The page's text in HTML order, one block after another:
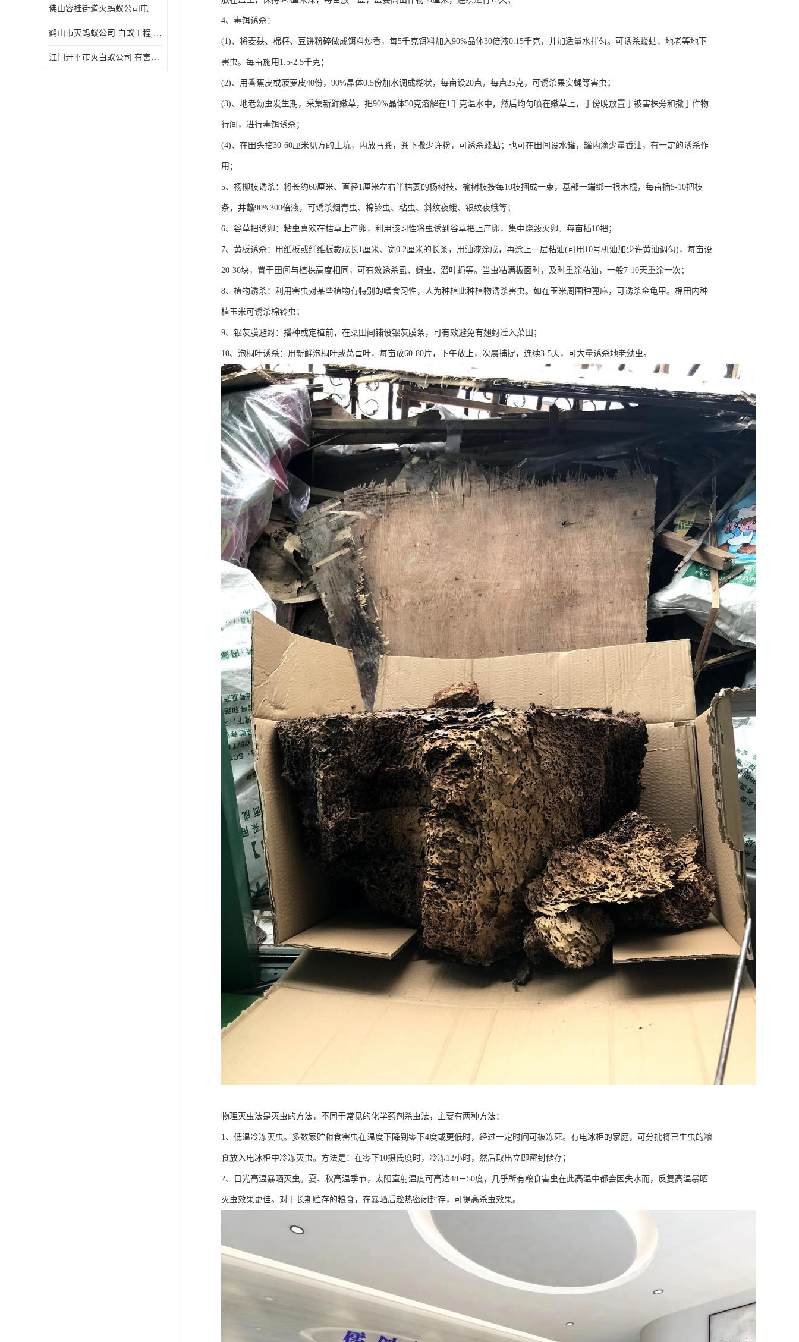
佛山容桂街道灭蚂蚁公司电话 白蚁防治 上门服务 确定方案
鹤山市灭蚂蚁公司 白蚁工程 欢迎电话咨询 价格优惠
江门开平市灭白蚁公司 有害生物防治 上门服务 确定方案
4、毒饵诱杀：
(1)、将麦麸、棉籽、豆饼粉碎做成饵料炒香，每5千克饵料加入90%晶体30倍液0.15千克，并加适量水拌匀。可诱杀蝼蛄、地老等地下
害虫。每亩施用1.5-2.5千克；
(2)、用香蕉皮或菠萝皮40份，90%晶体0.5份加水调成糊状，每亩设20点，每点25克，可诱杀果实蝇等害虫；
(3)、地老幼虫发生期，采集新鲜嫩草，把90%晶体50克溶解在1千克温水中，然后均匀喷在嫩草上，于傍晚放置于被害株旁和撒于作物
行间，进行毒饵诱杀；
(4)、在田头挖30-60厘米见方的土坑，内放马粪，粪下撒少许粉，可诱杀蝼蛄；也可在田间设水罐，罐内滴少量香油，有一定的诱杀作
用；
5、杨柳枝诱杀：将长约60厘米、直径1厘米左右半枯萎的杨树枝、榆树枝按每10枝捆成一束，基部一端绑一根木棍，每亩插5-10把枝
条，并蘸90%300倍液，可诱杀烟青虫、棉铃虫、粘虫、斜纹夜蛾、银纹夜蛾等；
6、谷草把诱卵：粘虫喜欢在枯草上产卵，利用该习性将虫诱到谷草把上产卵，集中烧毁灭卵。每亩插10把；
7、黄板诱杀：用纸板或纤维板裁成长1厘米、宽0.2厘米的长条，用油漆涂成，再涂上一层粘油(可用10号机油加少许黄油调匀)，每亩设
20-30块，置于田间与植株高度相同，可有效诱杀虱、蚜虫、潜叶蝇等。当虫粘满板面时，及时重涂粘油，一般7-10天重涂一次；
8、植物诱杀：利用害虫对某些植物有特别的嗜食习性，人为种植此种植物诱杀害虫。如在玉米周围种蓖麻，可诱杀金龟甲。棉田内种
植玉米可诱杀棉铃虫；
9、银灰膜避蚜：播种或定植前，在菜田间铺设银灰膜条，可有效避免有翅蚜迁入菜田；
10、泡桐叶诱杀：用新鲜泡桐叶或莴苣叶，每亩放60-80片，下午放上，次晨捕捉，连续3-5天，可大量诱杀地老幼虫。
物理灭虫法是灭虫的方法，不同于常见的化学药剂杀虫法，主要有两种方法：
1、低温冷冻灭虫。多数家贮粮食害虫在温度下降到零下4度或更低时，经过一定时间可被冻死。有电冰柜的家庭，可分批将已生虫的粮
食放入电冰柜中冷冻灭虫。方法是：在零下10摄氏度时，冷冻12小时，然后取出立即密封储存；
2、日光高温暴晒灭虫。夏、秋高温季节，太阳直射温度可高达48－50度，几乎所有粮食害虫在此高温中都会因失水而，反复高温暴晒
灭虫效果更佳。对于长期贮存的粮食，在暴晒后趁热密闭封存，可提高杀虫效果。